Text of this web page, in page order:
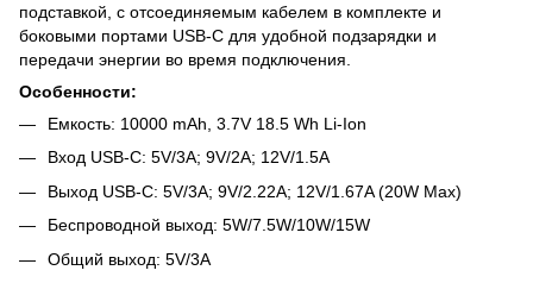
подставкой, с отсоединяемым кабелем в комплекте и
боковыми портами USB-C для удобной подзарядки и
передачи энергии во время подключения.
Особенности:
Емкость: 10000 mAh, 3.7V 18.5 Wh Li-Ion
Вход USB-C: 5V/3A; 9V/2A; 12V/1.5A
Выход USB-C: 5V/3A; 9V/2.22A; 12V/1.67A (20W Max)
Беспроводной выход: 5W/7.5W/10W/15W
Общий выход: 5V/3A